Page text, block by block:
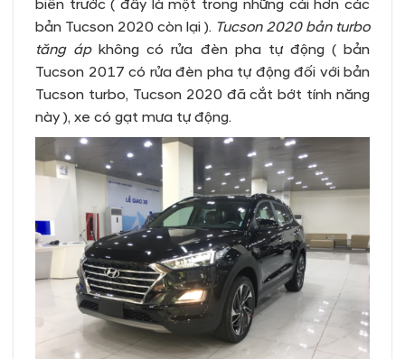
biến trước ( đây là một trong những cái hơn các
bản Tucson 2020 còn lại ). Tucson 2020 bản turbo
tăng ápkhông có rửa đèn pha tự động ( bản
Tucson 2017 có rửa đèn pha tự động đối với bản
Tucson turbo, Tucson 2020 đã cắt bớt tính năng
này ), xe có gạt mưa tự động.